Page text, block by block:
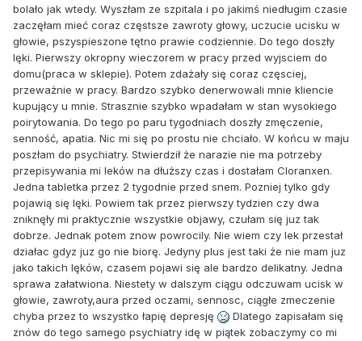
bolało jak wtedy. Wyszłam ze szpitala i po jakimś niedługim czasie
zaczęłam mieć coraz częstsze zawroty głowy, uczucie ucisku w
głowie, pszyspieszone tętno prawie codziennie. Do tego doszły
lęki. Pierwszy okropny wieczorem w pracy przed wyjsciem do
domu(praca w sklepie). Potem zdażały się coraz częsciej,
przeważnie w pracy. Bardzo szybko denerwowali mnie kliencie
kupujący u mnie. Strasznie szybko wpadałam w stan wysokiego
poirytowania. Do tego po paru tygodniach doszły zmęczenie,
senność, apatia. Nic mi się po prostu nie chciało. W końcu w maju
poszłam do psychiatry. Stwierdził że narazie nie ma potrzeby
przepisywania mi leków na dłuższy czas i dostałam Cloranxen.
Jedna tabletka przez 2 tygodnie przed snem. Pozniej tylko gdy
pojawią się lęki. Powiem tak przez pierwszy tydzien czy dwa
zniknęły mi praktycznie wszystkie objawy, czułam się juz tak
dobrze. Jednak potem znow powrocily. Nie wiem czy lek przestał
działac gdyz juz go nie biorę. Jedyny plus jest taki że nie mam juz
jako takich lęków, czasem pojawi się ale bardzo delikatny. Jedna
sprawa załatwiona. Niestety w dalszym ciągu odczuwam ucisk w
głowie, zawroty,aura przed oczami, sennosc, ciągłe zmeczenie
chyba przez to wszystko łapię depresję
Dlatego zapisałam się
znów do tego samego psychiatry idę w piątek zobaczymy co mi